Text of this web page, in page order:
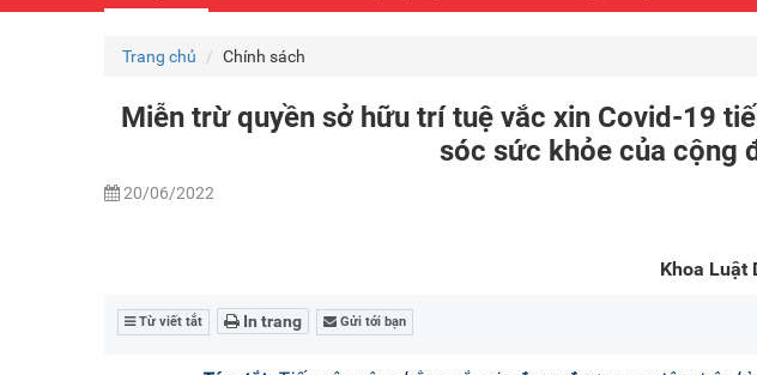
Trang chủ Chính sách
Miễn trừ quyền sở hữu trí tuệ vắc xin Covid-19
sóc sức khỏe của cộng
20/06/2022
Khoa Luật
Từ viết tắt In trang Gửi tới bạn